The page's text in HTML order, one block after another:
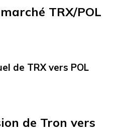
TRX/POL
de TRX vers POL
de Tron vers